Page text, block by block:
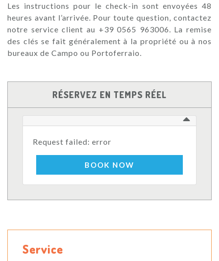
Les instructions pour le check-in sont envoyées 48
heures avant l’arrivée. Pour toute question, contactez
notre service client au +39 0565 963006. La remise
des clés se fait généralement à la propriété ou à nos
bureaux de Campo ou Portoferraio.
RÉSERVEZ EN TEMPS RÉEL
Request failed: error
BOOK NOW
Service